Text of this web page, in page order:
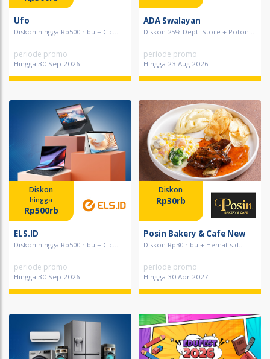
Ufo
Diskon hingga Rp500 ribu + Cic...
periode promo
Hingga 30 Sep 2026
ADA Swalayan
Diskon 25% Dept. Store + Poton...
periode promo
Hingga 23 Aug 2026
Diskon
hingga
Rp500rb
ELS.ID
Diskon hingga Rp500 ribu + Cic...
periode promo
Hingga 30 Sep 2026
Diskon
Rp30rb
Posin Bakery & Cafe New
Diskon Rp30 ribu + Hemat s.d....
periode promo
Hingga 30 Apr 2027